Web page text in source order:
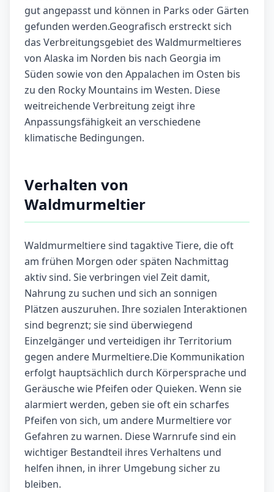
gut angepasst und können in Parks oder Gärten
gefunden werden.Geografisch erstreckt sich
das Verbreitungsgebiet des Waldmurmeltieres
von Alaska im Norden bis nach Georgia im
Süden sowie von den Appalachen im Osten bis
zu den Rocky Mountains im Westen. Diese
weitreichende Verbreitung zeigt ihre
Anpassungsfähigkeit an verschiedene
klimatische Bedingungen.
Verhalten von
Waldmurmeltier
Waldmurmeltiere sind tagaktive Tiere, die oft
am frühen Morgen oder späten Nachmittag
aktiv sind. Sie verbringen viel Zeit damit,
Nahrung zu suchen und sich an sonnigen
Plätzen auszuruhen. Ihre sozialen Interaktionen
sind begrenzt; sie sind überwiegend
Einzelgänger und verteidigen ihr Territorium
gegen andere Murmeltiere.Die Kommunikation
erfolgt hauptsächlich durch Körpersprache und
Geräusche wie Pfeifen oder Quieken. Wenn sie
alarmiert werden, geben sie oft ein scharfes
Pfeifen von sich, um andere Murmeltiere vor
Gefahren zu warnen. Diese Warnrufe sind ein
wichtiger Bestandteil ihres Verhaltens und
helfen ihnen, in ihrer Umgebung sicher zu
bleiben.